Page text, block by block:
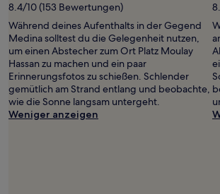
8.4/10 (153 Bewertungen)
Während deines Aufenthalts in der Gegend
Medina solltest du die Gelegenheit nutzen,
um einen Abstecher zum Ort Platz Moulay
Hassan zu machen und ein paar
Erinnerungsfotos zu schießen. Schlender
gemütlich am Strand entlang und beobachte,
wie die Sonne langsam untergeht.
Weniger anzeigen